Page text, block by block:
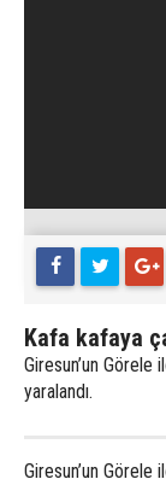
Kafa kafaya
Giresun’un
yaralandı.
Giresun’un Görele